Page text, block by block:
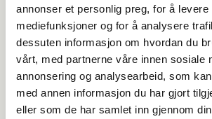
annonser et personlig preg, for å levere
mediefunksjoner og for å analysere
dessuten informasjon om hvordan du
vårt, med partnerne våre innen sosiale
annonsering og analysearbeid, som
med annen informasjon du har gjort
eller som de har samlet inn gjennom
Leveringsinformasjon
Alternative produkter